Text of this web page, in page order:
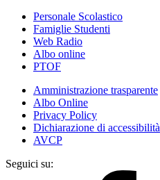
Personale Scolastico
Famiglie Studenti
Web Radio
Albo online
PTOF
Amministrazione trasparente
Albo Online
Privacy Policy
Dichiarazione di accessibilità
AVCP
Seguici su: